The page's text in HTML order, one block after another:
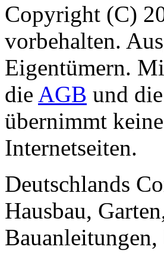
Copyright (C)
vorbehalten.
Eigentümern.
die AGB und die
übernimmt
Internetseiten.
Deutschlands
Hausbau,